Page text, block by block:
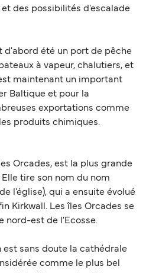
des possibilités d'escalade
d'abord été un port de pêche
à vapeur, chalutiers, et
maintenant un important
Baltique et pour la
exportations comme
produits chimiques.
Orcades, est la plus grande
tire son nom du nom
l'église), qui a ensuite évolué
Kirkwall. Les îles Orcades se
nord-est de l'Ecosse.
sans doute la cathédrale
comme le plus bel